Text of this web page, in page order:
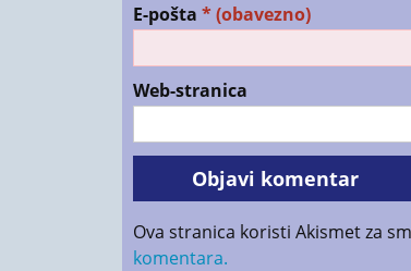
E-pošta * (obavezno)
Web-stranica
Ova stranica koristi Akismet za
komentara.